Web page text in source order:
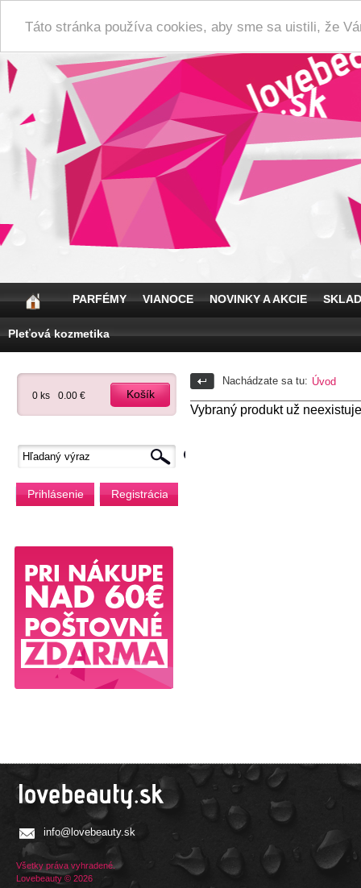
Táto stránka používa cookies, aby sme sa uistili, že
PARFÉMY VIANOCE NOVINKY A AKCIE
Pleťová kozmetika
0 ks 0.00 € Košík
Prihlásenie Registrácia
Nachádzate sa tu: Úvod
Vybraný produkt už
info@lovebeauty.sk
Všetky práva vyhradené.
Lovebeauty © 2026